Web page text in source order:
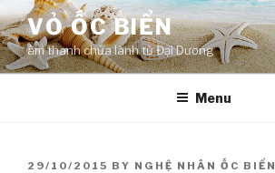
Skip
to
content
VỎ ỐC BIỂN
âm thanh chữa lành từ Đại Dương
Menu
POSTED
29/10/2015 BY NGHỆ NHÂN ỐC BIỂN